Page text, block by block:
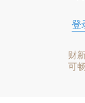
登
财
可